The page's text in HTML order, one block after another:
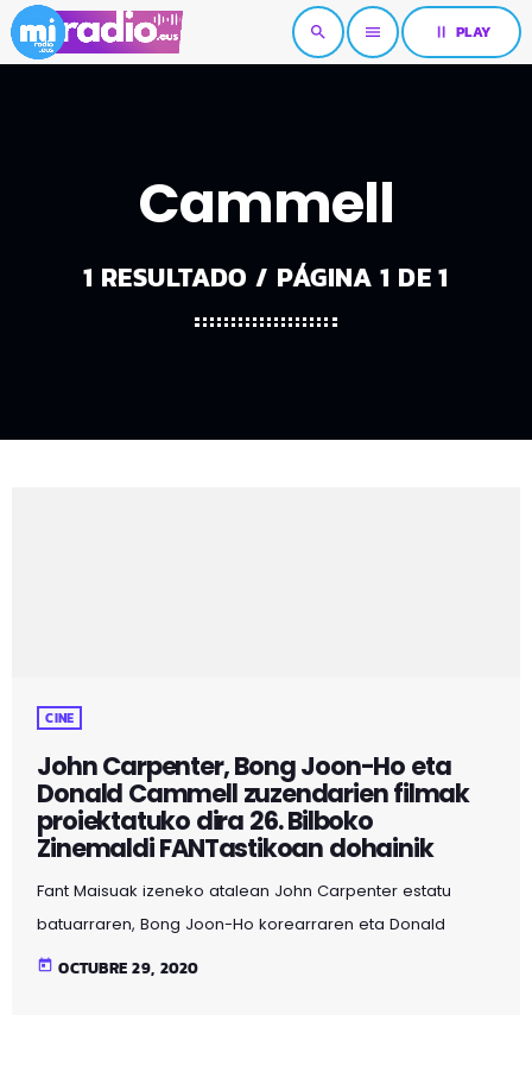
search menu pause PLAY
Cammell
1 RESULTADO / PÁGINA 1 DE 1
CINE
John Carpenter, Bong Joon-Ho eta
Donald Cammell zuzendarien filmak
proiektatuko dira 26. Bilboko
Zinemaldi FANTastikoan dohainik
Fant Maisuak izeneko atalean John Carpenter estatu
batuarraren, Bong Joon-Ho korearraren eta Donald
Cammel britainiarraren filmak proiektatuko dira Azkuna
today OCTUBRE 29, 2020